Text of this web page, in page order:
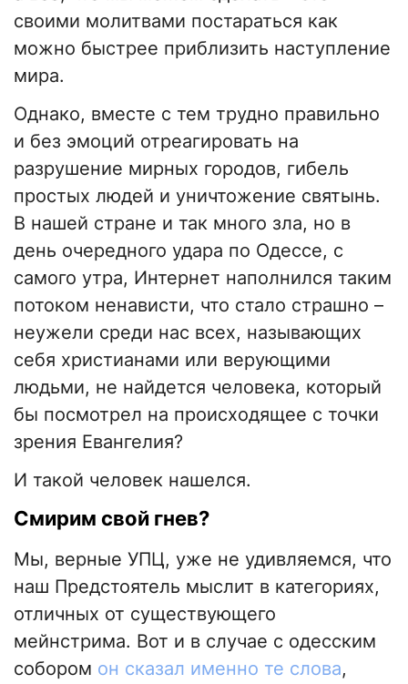
своими молитвами постараться как
можно быстрее приблизить наступление
мира.
Однако, вместе с тем трудно правильно
и без эмоций отреагировать на
разрушение мирных городов, гибель
простых людей и уничтожение святынь.
В нашей стране и так много зла, но в
день очередного удара по Одессе, с
самого утра, Интернет наполнился таким
потоком ненависти, что стало страшно –
неужели среди нас всех, называющих
себя христианами или верующими
людьми, не найдется человека, который
бы посмотрел на происходящее с точки
зрения Евангелия?
И такой человек нашелся.
Смирим свой гнев?
Мы, верные УПЦ, уже не удивляемся, что
наш Предстоятель мыслит в категориях,
отличных от существующего
мейнстрима. Вот и в случае с одесским
собором он сказал именно те слова,